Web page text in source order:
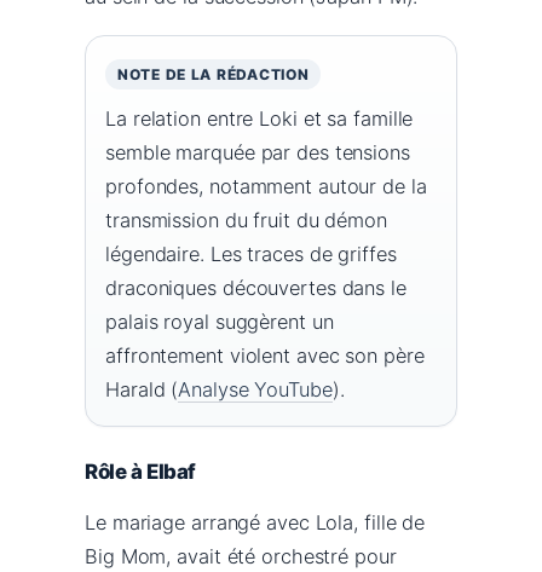
NOTE DE LA RÉDACTION
La relation entre Loki et sa famille
semble marquée par des tensions
profondes, notamment autour de la
transmission du fruit du démon
légendaire. Les traces de griffes
draconiques découvertes dans le
palais royal suggèrent un
affrontement violent avec son père
Harald (Analyse YouTube).
Rôle à Elbaf
Le mariage arrangé avec Lola, fille de
Big Mom, avait été orchestré pour